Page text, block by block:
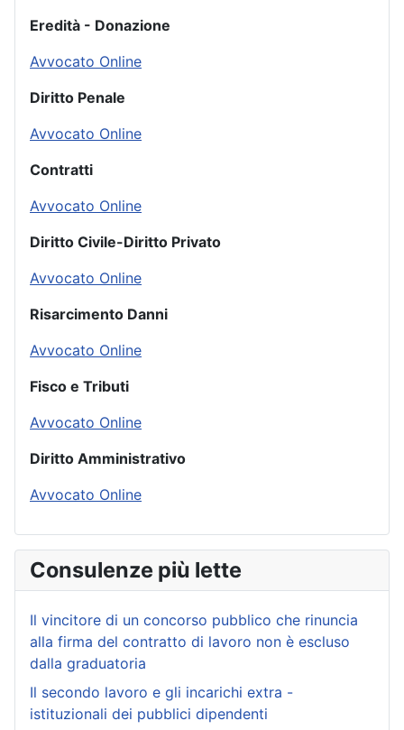
Eredità - Donazione
Avvocato Online
Diritto Penale
Avvocato Online
Contratti
Avvocato Online
Diritto Civile-Diritto Privato
Avvocato Online
Risarcimento Danni
Avvocato Online
Fisco e Tributi
Avvocato Online
Diritto Amministrativo
Avvocato Online
Consulenze più lette
Il vincitore di un concorso pubblico che rinuncia
alla firma del contratto di lavoro non è escluso
dalla graduatoria
Il secondo lavoro e gli incarichi extra -
istituzionali dei pubblici dipendenti